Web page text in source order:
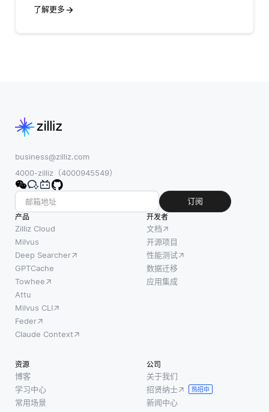
了解更多
business@zilliz.com
4000-zilliz（4000945549）
订阅
产品
Zilliz Cloud
Milvus
Deep Searcher
GPTCache
Towhee
Attu
Milvus CLI
Feder
Claude Context
开发者
文档
开源项目
性能测试
数据迁移
应用集成
资源
博客
学习中心
常用场景
公司
关于我们
招贤纳士
热招中
新闻中心